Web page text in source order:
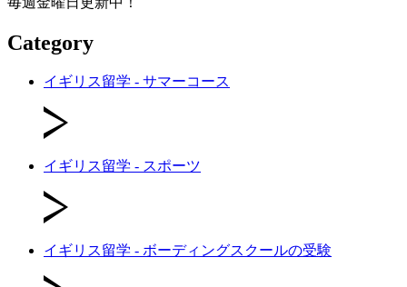
Category
イギリス留学 - サマーコース
イギリス留学 - スポーツ
イギリス留学 - ボーディングスクールの受験